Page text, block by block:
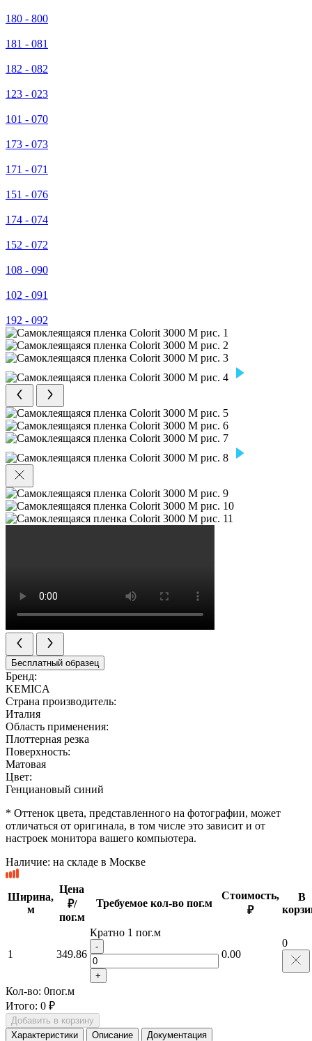
180 - 800
181 - 081
182 - 082
123 - 023
101 - 070
173 - 073
171 - 071
151 - 076
174 - 074
152 - 072
108 - 090
102 - 091
192 - 092
Бесплатный образец
Бренд:
KEMICA
Страна производитель:
Италия
Область применения:
Плоттерная резка
Поверхность:
Матовая
Цвет:
Генциановый синий
* Оттенок цвета, представленного на фотографии, может
отличаться от оригинала, в том числе это зависит и от
настроек монитора вашего компьютера.
Наличие: на складе в Москве
Ширина,
м
Цена
₽/
пог.м
Требуемое кол-во пог.м
Стоимость,
₽
В
1 349.86
Кратно 1 пог.м
-
+
0.00
0
Кол-во: 0пог.м
Итого: 0 ₽
Добавить в корзину
Характеристики
Описание Документация